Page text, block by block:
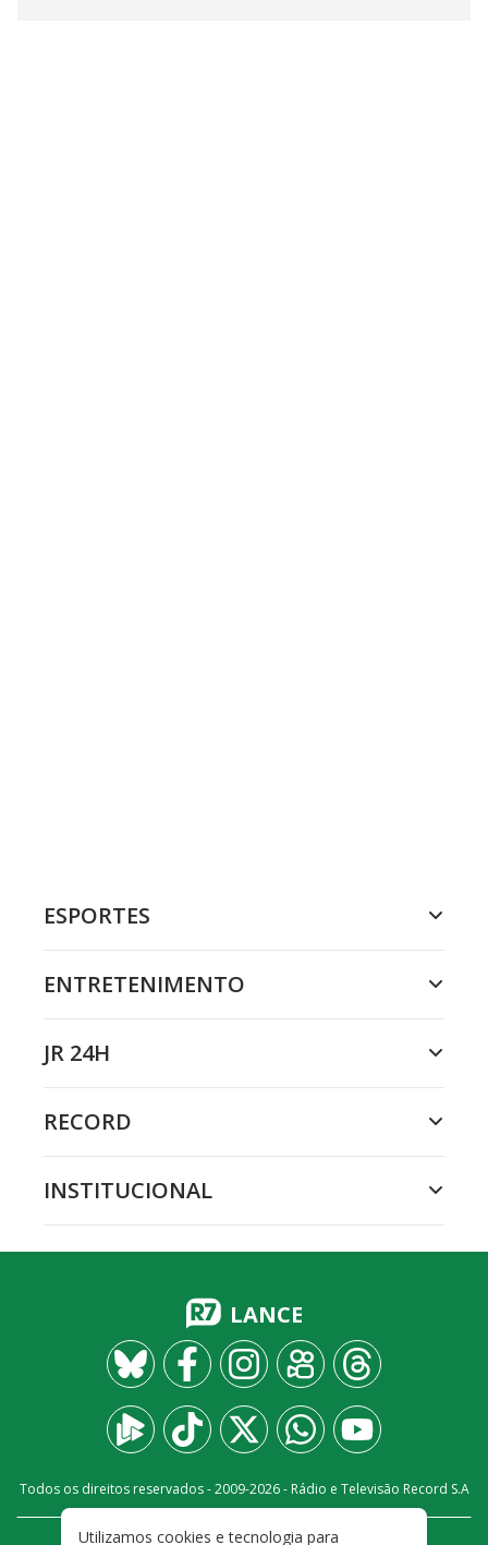
ESPORTES
ENTRETENIMENTO
JR 24H
RECORD
INSTITUCIONAL
LANCE
Todos os direitos reservados - 2009-2026- Rádio e Televisão Record S.A
Utilizamos cookies e tecnologia para